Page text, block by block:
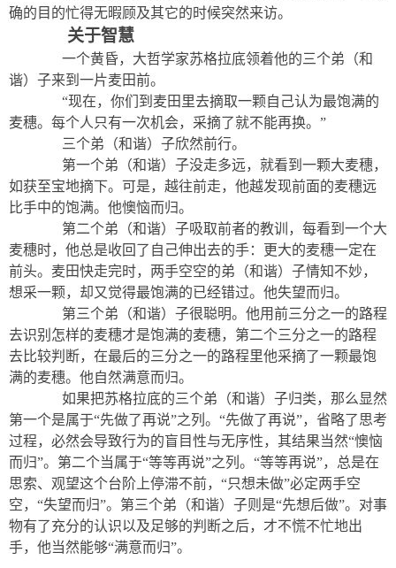
确的目的忙得无暇顾及其它的时候突然来访。
关于智慧
一个黄昏，大哲学家苏格拉底领着他的三个弟（和
谐）子来到一片麦田前。
“现在，你们到麦田里去摘取一颗自己认为最饱满的
麦穗。每个人只有一次机会，采摘了就不能再换。”
三个弟（和谐）子欣然前行。
第一个弟（和谐）子没走多远，就看到一颗大麦穗，
如获至宝地摘下。可是，越往前走，他越发现前面的麦穗远
比手中的饱满。他懊恼而归。
第二个弟（和谐）子吸取前者的教训，每看到一个大
麦穗时，他总是收回了自己伸出去的手：更大的麦穗一定在
前头。麦田快走完时，两手空空的弟（和谐）子情知不妙，
想采一颗，却又觉得最饱满的已经错过。他失望而归。
第三个弟（和谐）子很聪明。他用前三分之一的路程
去识别怎样的麦穗才是饱满的麦穗，第二个三分之一的路程
去比较判断，在最后的三分之一的路程里他采摘了一颗最饱
满的麦穗。他自然满意而归。
如果把苏格拉底的三个弟（和谐）子归类，那么显然
第一个是属于“先做了再说”之列。“先做了再说”，省略了思考
过程，必然会导致行为的盲目性与无序性，其结果当然“懊恼
而归”。第二个当属于“等等再说”之列。“等等再说”，总是在
思索、观望这个台阶上停滞不前，“只想未做”必定两手空
空，“失望而归”。第三个弟（和谐）子则是“先想后做”。对事
物有了充分的认识以及足够的判断之后，才不慌不忙地出
手，他当然能够“满意而归”。